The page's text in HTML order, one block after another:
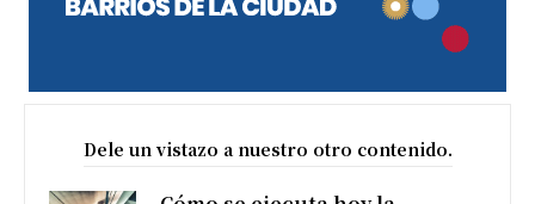
Dele un vistazo a nuestro otro contenido.